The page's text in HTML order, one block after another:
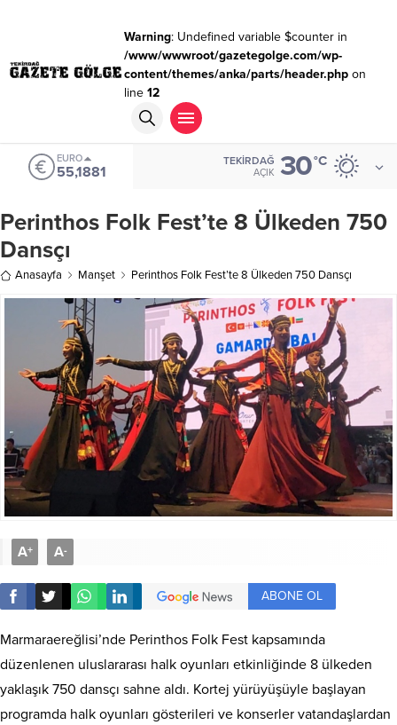
Warning: Undefined variable $counter in
/www/wwwroot/gazetegolge.com/wp-
content/themes/anka/parts/header.phpon
line 12
EURO
55,1881
TEKIRDAĞ
AÇIK 30°C
Perinthos Folk Fest’te 8 Ülkeden 750
Dansçı
Anasayfa Manşet Perinthos Folk Fest’te 8 Ülkeden 750 Dansçı
A+ A-
ABONE OL
Marmaraereğlisi’nde Perinthos Folk Fest kapsamında
düzenlenen uluslararası halk oyunları etkinliğinde 8 ülkeden
yaklaşık 750 dansçı sahne aldı. Kortej yürüyüşüyle başlayan
programda halk oyunları gösterileri ve konserler vatandaşlardan